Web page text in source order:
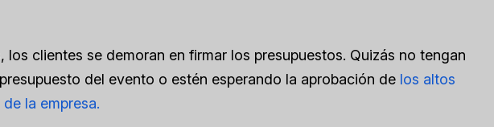
los clientes se demoran en firmar los presupuestos. Quizás no tengan
del evento o estén esperando la aprobación de los altos
la empresa.